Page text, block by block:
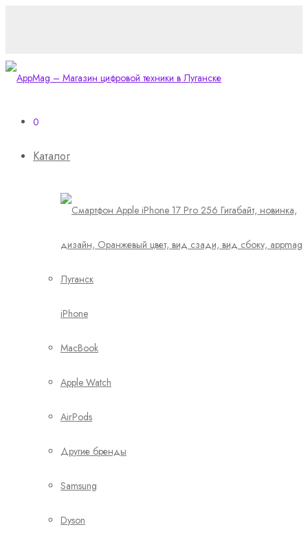
0
Каталог
iPhone
MacBook
Apple Watch
AirPods
Другие бренды
Samsung
Dyson